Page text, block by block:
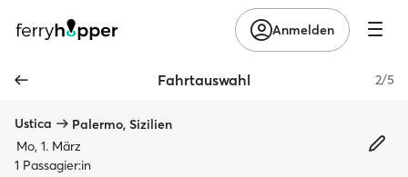
Anmelden
Fahrtauswahl 2/5
Ustica
Palermo, Sizilien
Mo, 1. März
1 Passagier:in